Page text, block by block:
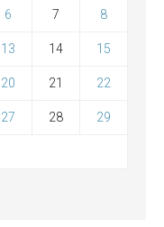
6 7 8
13 14 15
20 21 22
27 28 29